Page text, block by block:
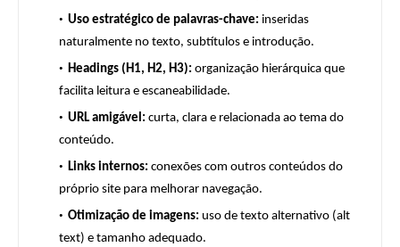
Uso estratégico de palavras-chave: inseridas
naturalmente no texto, subtítulos e introdução.
Headings (H1, H2, H3): organização hierárquica que
facilita leitura e escaneabilidade.
URL amigável: curta, clara e relacionada ao tema do
conteúdo.
Links internos: conexões com outros conteúdos do
próprio site para melhorar navegação.
Otimização de imagens: uso de texto alternativo (alt
text) e tamanho adequado.